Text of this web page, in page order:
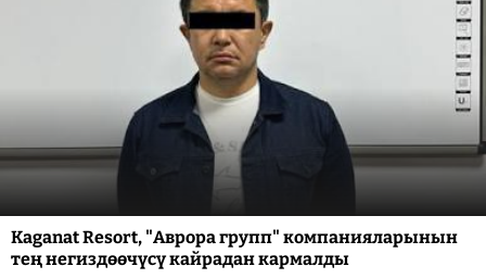
Kaganat Resort, "Аврора групп" компанияларынын
тең негиздөөчүсү кайрадан кармалды